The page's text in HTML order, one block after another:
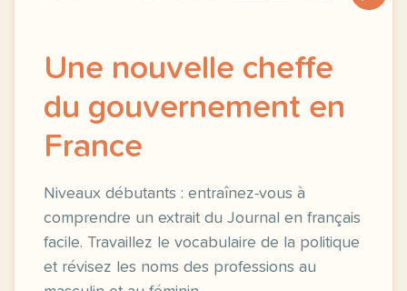
Une nouvelle cheffe
du gouvernement en
France
Niveaux débutants : entraînez-vous à
comprendre un extrait du Journal en français
facile. Travaillez le vocabulaire de la politique
et révisez les noms des professions au